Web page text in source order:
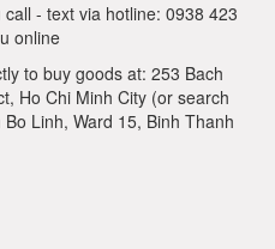
- text via hotline: 0938 423
online
to buy goods at: 253 Bach
Ho Chi Minh City (or search
Linh, Ward 15, Binh Thanh